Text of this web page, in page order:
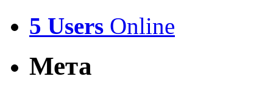
5 Users Online
Мета